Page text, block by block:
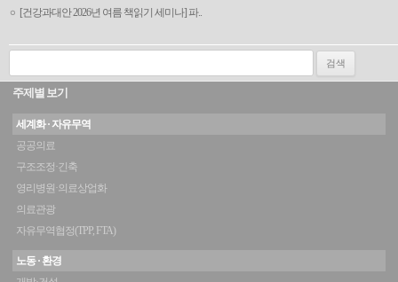
[건강과대안 2026년 여름 책읽기 세미나] 파..
검색:
주제별 보기
세계화 · 자유무역
공공의료
구조조정·긴축
영리병원·의료상업화
의료관광
자유무역협정(TPP, FTA)
노동 · 환경